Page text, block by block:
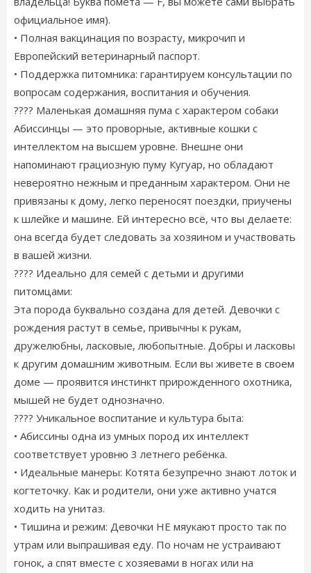
официальное имя).
• Полная вакцинация по возрасту, микрочип и
Европейский ветеринарный паспорт.
• Поддержка питомника: гарантируем консультации по
вопросам содержания, воспитания и обучения.
???? Маленькая домашняя пума с характером собаки
Абиссинцы — это проворные, активные кошки с
интеллектом на высшем уровне. Внешне они
напоминают грациозную пуму Кугуар, но обладают
невероятно нежным и преданным характером. Они не
привязаны к дому, легко переносят поездки, приучены
к шлейке и машине. Ей интересно всё, что вы делаете:
она всегда будет следовать за хозяином и участвовать
в вашей жизни.
???? Идеально для семей с детьми и другими
питомцами:
Эта порода буквально создана для детей. Девочки с
рождения растут в семье, привычны к рукам,
дружелюбны, ласковые, любопытные. Добры и ласковы
к другим домашним животным. Если вы живете в своем
доме — проявится инстинкт прирожденного охотника,
мышей не будет однозначно.
???? Уникальное воспитание и культура быта:
• Абиссины одна из умных пород их интеллект
соответствует уровню 3 летнего ребёнка.
• Идеальные манеры: Котята безупречно знают лоток и
когтеточку. Как и родители, они уже активно учатся
ходить на унитаз.
• Тишина и режим: Девочки НЕ мяукают просто так по
утрам или выпрашивая еду. По ночам не устраивают
гонок, а спят вместе с хозяевами в ногах или на